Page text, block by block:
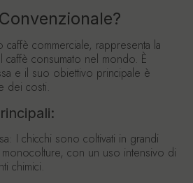
commerciale, rappresenta la
caffè consumato nel mondo. È
e il suo obiettivo principale è
dei costi.
I chicchi sono coltivati in grandi
con un uso intensivo di
chimici.